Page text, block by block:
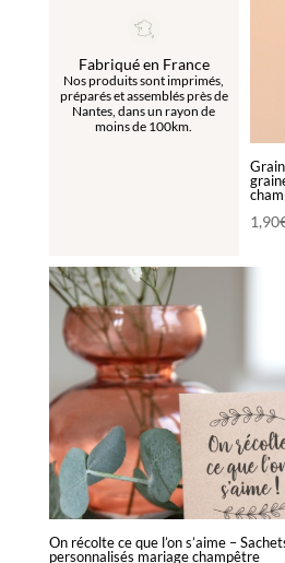
Fabriqué en France
Nos produits sont imprimés,
préparés et assemblés près de
Nantes, dans un rayon de
moins de 100km.
1,90
On récolte ce que l’on s’aime –
personnalisés mariage champêtre